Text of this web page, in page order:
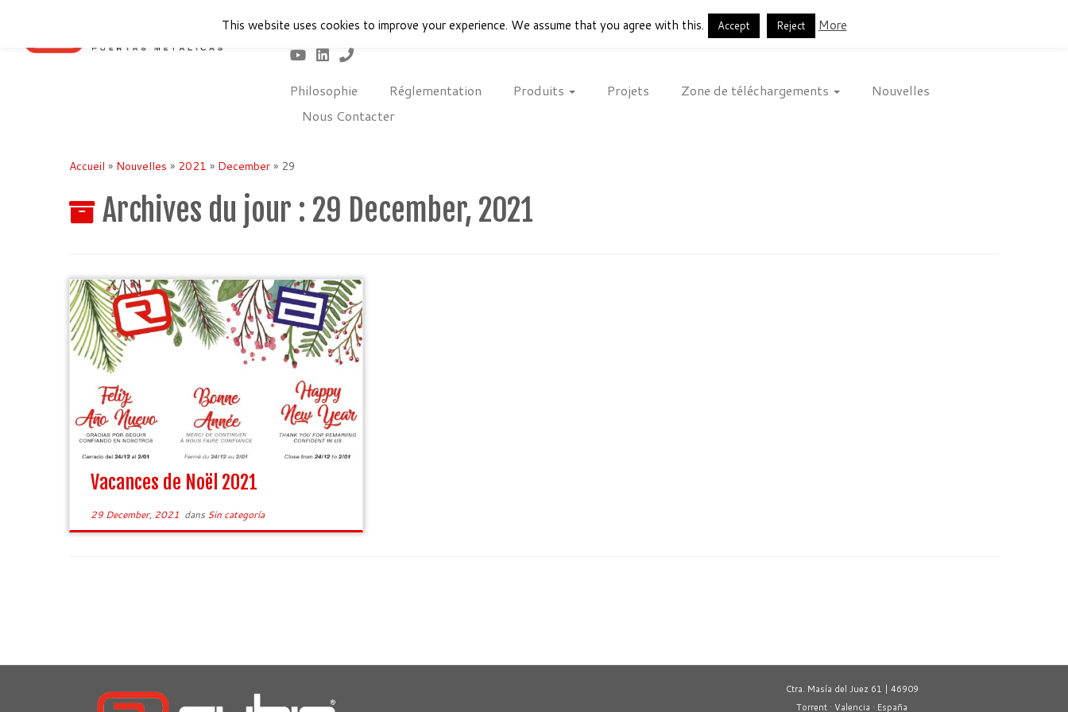
Philosophie Réglementation Produits Projets Zone de téléchargements
Nouvelles
Nous Contacter
Accueil » Nouvelles » 2021 » December » 29
Archives du jour : 29 December, 2021
Vacances de Noël 2021
29 December, 2021 dans Sin categoría
Ctra. Masía del Juez 61 | 46909
Torrent · Valencia · España
This website uses cookies to improve your experience. We assume that you agree with this. Accept Reject More